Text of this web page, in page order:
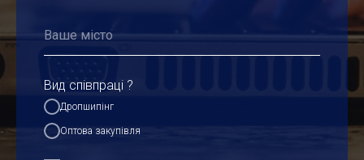
Вид співпраці ?
Дропшипінг
Оптова закупівля